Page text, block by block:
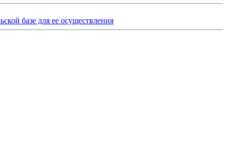
базе для ее осуществления